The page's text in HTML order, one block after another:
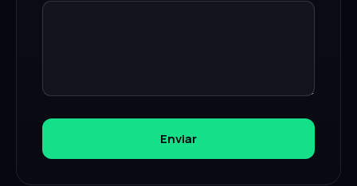
Enviar